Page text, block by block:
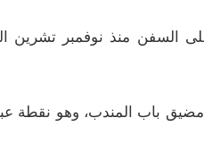
باب المندب، وهو نقطة